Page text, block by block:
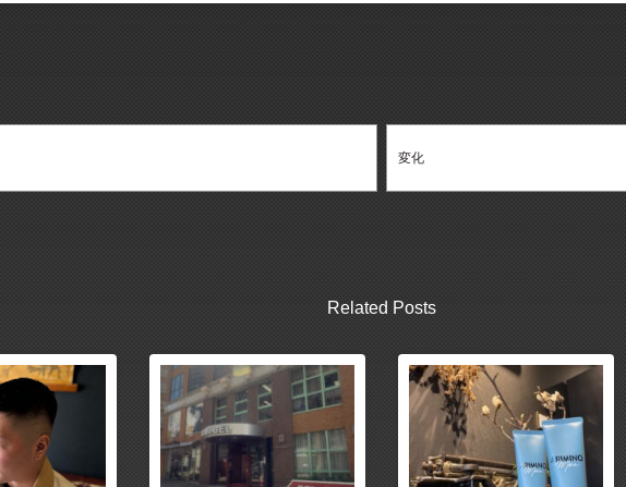
変化
Related Posts